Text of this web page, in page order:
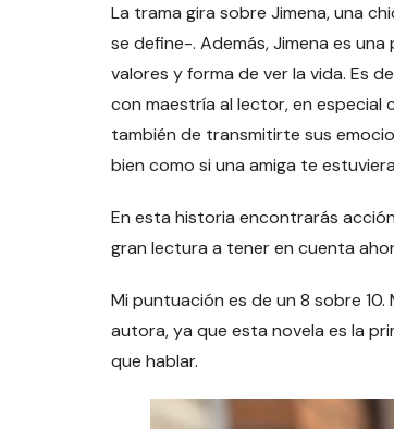
La trama gira sobre Jimena, una
se define-. Además, Jimena es
valores y forma de ver la vida. Es
con maestría al lector, en especial
también de transmitirte sus
bien como si una amiga te
En esta historia encontrarás
gran lectura a tener en cuenta
Mi puntuación es de un 8 sobre
autora, ya que esta novela es la
que hablar.